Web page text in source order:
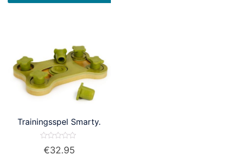
Trainingsspel Smarty.
Waardering
0€32.95